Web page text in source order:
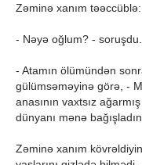
Zəminə xanım təəccüblə:
- Nəyə oğlum? - soruşdu.
- Atamın ölümündən
gülümsəməyinə görə, -
anasının vaxtsız
dünyanı mənə bağışladın.
Zəminə xanım